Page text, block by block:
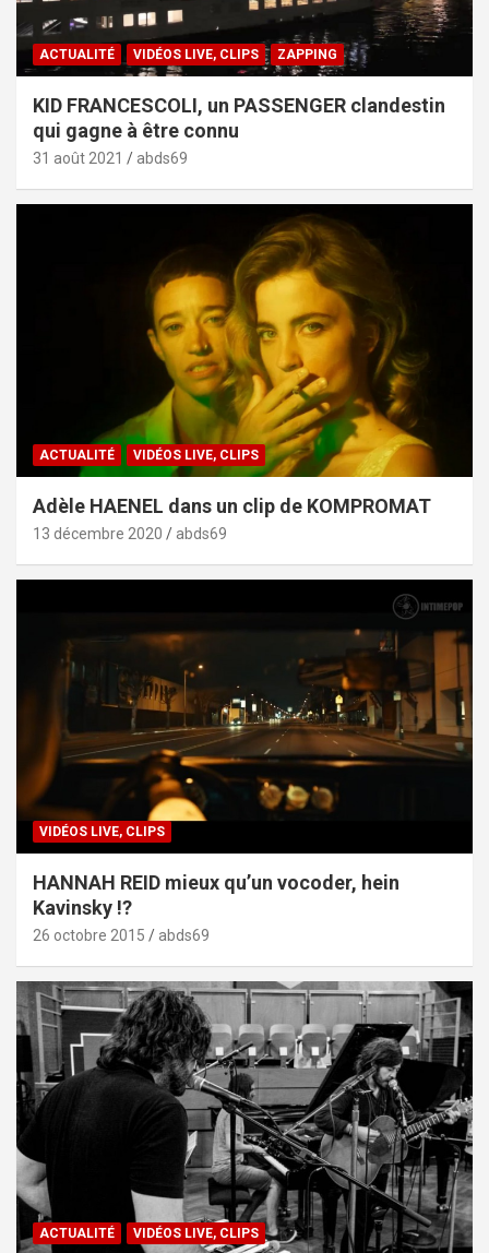
ACTUALITÉ VIDÉOS LIVE, CLIPS ZAPPING
KID FRANCESCOLI, un PASSENGER clandestin
qui gagne à être connu
31 août 2021 abds69
ACTUALITÉ VIDÉOS LIVE, CLIPS
Adèle HAENEL dans un clip de KOMPROMAT
13 décembre 2020 abds69
VIDÉOS LIVE, CLIPS
HANNAH REID mieux qu’un vocoder, hein
Kavinsky !?
26 octobre 2015 abds69
ACTUALITÉ VIDÉOS LIVE, CLIPS